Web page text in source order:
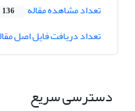
تعداد مشاهده مقاله 136
تعداد دریافت فایل اصل
دسترسی سریع